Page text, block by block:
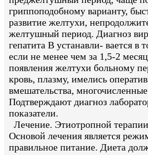
гриппоподобному варианту,
развитие желтухи,
желтушный период. Диагноз
гепатита В устанавли- вается в
если не менее чем за 1,5-2
появления желтухи больному
кровь, плазму, имелись
вмешательства,
Подтверждают диагноз
показатели.
Лечение. Этиотропной
Основой лечения является
правильное питание. Диета